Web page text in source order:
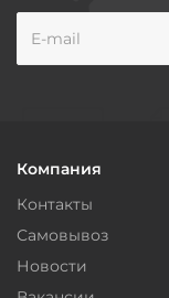
Компания
Контакты
Самовывоз
Новости